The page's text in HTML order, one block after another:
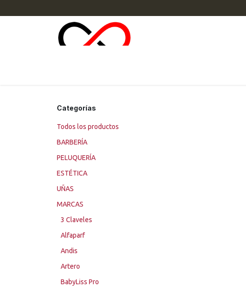
Categorías
Todos los productos
BARBERÍA
PELUQUERÍA
ESTÉTICA
UÑAS
MARCAS
3 Claveles
Alfaparf
Andis
Artero
BabyLiss Pro